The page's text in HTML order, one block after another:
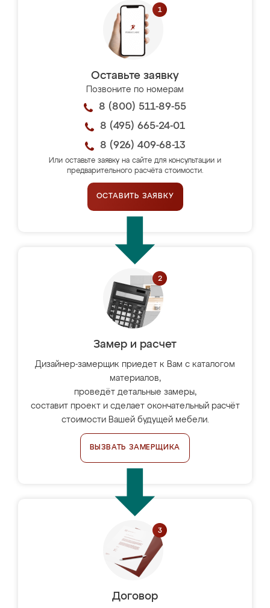
Оставьте заявку
Позвоните по номерам
8 (800) 511-89-55
8 (495) 665-24-01
8 (926) 409-68-13
Или оставьте заявку на сайте для консультации и
предварительного расчёта стоимости.
ОСТАВИТЬ ЗАЯВКУ
Замер и расчет
Дизайнер-замерщик приедет к Вам с каталогом
материалов,
проведёт детальные замеры,
составит проект и сделает окончательный расчёт
стоимости Вашей будущей мебели.
ВЫЗВАТЬ ЗАМЕРЩИКА
Договор